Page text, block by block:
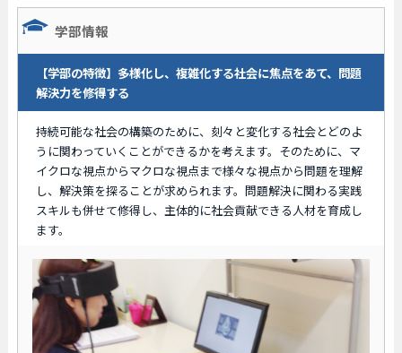
学部情報
【学部の特徴】多様化し、複雑化する社会に焦点をあて、問題
解決力を修得する
持続可能な社会の構築のために、刻々と変化する社会とどのよ
うに関わっていくことができるかを考えます。そのために、マ
イクロな視点からマクロな視点まで様々な視点から問題を理解
し、解決策を探ることが求められます。問題解決に関わる実践
スキルも併せて修得し、主体的に社会貢献できる人材を育成し
ます。